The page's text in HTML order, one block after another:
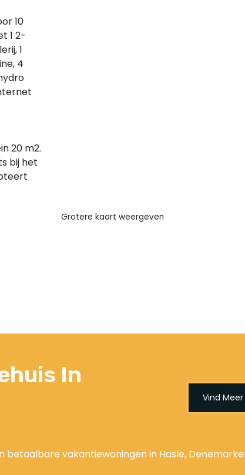
10
1 2-
1
4
20 m2.
bij het
Grotere kaart weergeven
In
Vind
betaalbare vakantiewoningen in Hasle,